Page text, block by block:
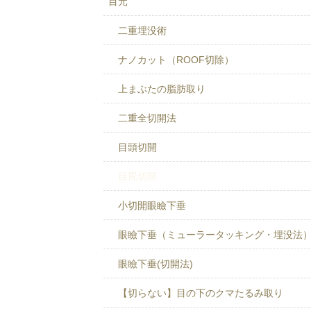
二重埋没術
ナノカット（ROOF切除）
上まぶたの脂肪取り
二重全切開法
目頭切開
目尻切開
小切開眼瞼下垂
眼瞼下垂（ミューラータッキング・埋没法
眼瞼下垂(切開法)
【切らない】目の下のクマたるみ取り